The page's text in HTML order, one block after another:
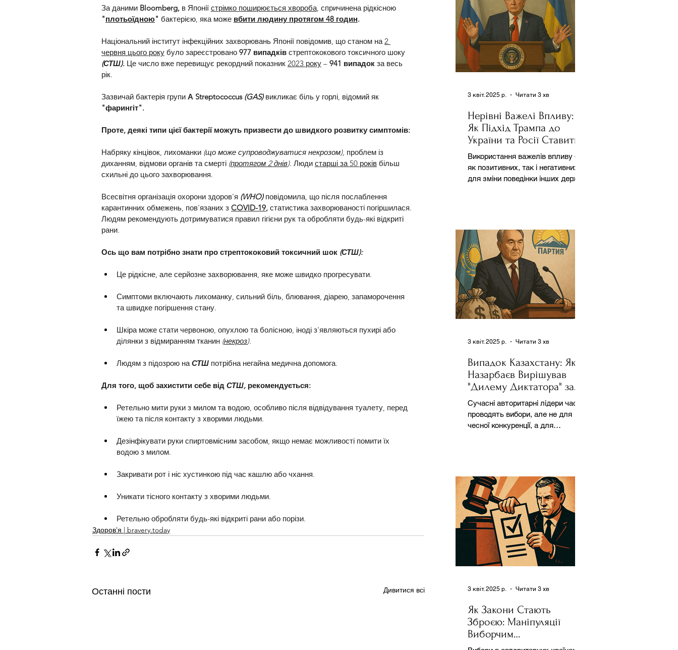
За даними Bloomberg, в Японії стрімко поширюється хвороба, спричинена рідкісною
"плотьоїдною" бактерією, яка може вбити людину протягом 48 годин.
Національний інститут інфекційних захворювань Японії повідомив, що станом на 2
червня цього року було зареєстровано 977 випадків стрептококового токсичного шоку
(СТШ). Це число вже перевищує рекордний показник 2023 року – 941 випадок за весь
рік.
Зазвичай бактерія групи А Streptococcus (GAS) викликає біль у горлі, відомий як
"фарингіт".
Проте, деякі типи цієї бактерії можуть призвести до швидкого розвитку симптомів:
Набряку кінцівок, лихоманки (що може супроводжуватися некрозом), проблем із
диханням, відмови органів та смерті (протягом 2 днів). Люди старші за 50 років більш
схильні до цього захворювання.
Всесвітня організація охорони здоров'я (WHO) повідомила, що після послаблення
карантинних обмежень, пов'язаних з COVID-19, статистика захворюваності погіршилася.
Людям рекомендують дотримуватися правил гігієни рук та обробляти будь-які відкриті
рани.
Ось що вам потрібно знати про стрептококовий токсичний шок (СТШ):
Це рідкісне, але серйозне захворювання, яке може швидко прогресувати.
Симптоми включають лихоманку, сильний біль, блювання, діарею, запаморочення
та швидке погіршення стану.
Шкіра може стати червоною, опухлою та болісною, іноді з'являються пухирі або
ділянки з відмиранням тканин (некроз).
Людям з підозрою на СТШ потрібна негайна медична допомога.
Для того, щоб захистити себе від СТШ, рекомендується:
Ретельно мити руки з милом та водою, особливо після відвідування туалету, перед
їжею та після контакту з хворими людьми.
Дезінфікувати руки спиртовмісним засобом, якщо немає можливості помити їх
водою з милом.
Закривати рот і ніс хустинкою під час кашлю або чхання.
Уникати тісного контакту з хворими людьми.
Ретельно обробляти будь-які відкриті рани або порізи.
Здоровʼя | bravery.today
Останні пости Дивитися всі
Нерівні Важелі Впливу:
Як Підхід Трампа до
України та Росії Ставить
під Сумнів Американську
Держполітику
Використання важелів впливу –
як позитивних, так і негативних –
для зміни поведінки інших держав
3 квіт. 2025 р. Читати 3 хв
Випадок Казахстану: Як
Назарбаєв Вирішував
"Дилему Диктатора" за
Допомогою Ресурсів та
Партії
Сучасні авторитарні лідери часто
проводять вибори, але не для
чесної конкуренції, а для
3 квіт. 2025 р. Читати 3 хв
Як Закони Стають
Зброєю: Маніпуляції
Виборчим
Законодавством в
3 квіт. 2025 р. Читати 3 хв